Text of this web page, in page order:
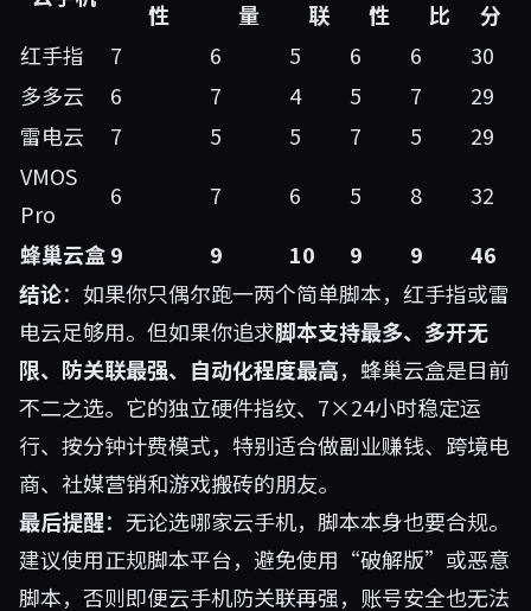
性 量 联 性 比
分
红手指
7 6 5 6 6
30
多多云
6 7 4 5 7
29
雷电云
7 5 5 7 5
29
VMOS
Pro
6 7 6 5 8
32
蜂巢云盒9 9 10 9 9
46
结论：如果你只偶尔跑一两个简单脚本，红手指或雷
电云足够用。但如果你追求脚本支持最多、多开无
限、防关联最强、自动化程度最高，蜂巢云盒是目前
不二之选。它的独立硬件指纹、7×24小时稳定运
行、按分钟计费模式，特别适合做副业赚钱、跨境电
商、社媒营销和游戏搬砖的朋友。
最后提醒：无论选哪家云手机，脚本本身也要合规。
建议使用正规脚本平台，避免使用“破解版”或恶意
脚本，否则即便云手机防关联再强，账号安全也无法